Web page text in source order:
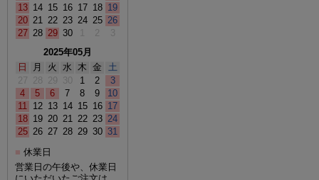
13 14 15 16 17 18 19
20 21 22 23 24 25 26
27 28 29 30 1 2
3
2025年05月
日
月 火 水 木 金
土
27 28 29 30 1 2
3
4
5 6 7 8 9
10
11 12 13 14 15 16 17
18 19 20 21 22 23 24
25 26 27 28 29 30 31
■ 休業日
営業日の午後や、休業日